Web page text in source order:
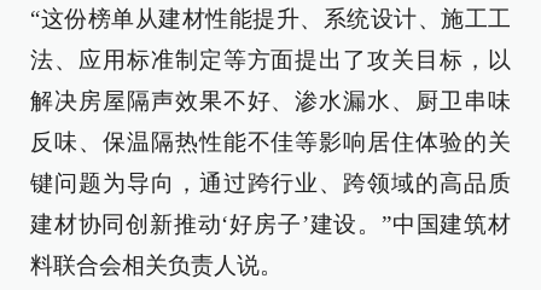
“这份榜单从建材性能提升、系统设计、施工工
法、应用标准制定等方面提出了攻关目标，以
解决房屋隔声效果不好、渗水漏水、厨卫串味
反味、保温隔热性能不佳等影响居住体验的关
键问题为导向，通过跨行业、跨领域的高品质
建材协同创新推动‘好房子’建设。”中国建筑材
料联合会相关负责人说。